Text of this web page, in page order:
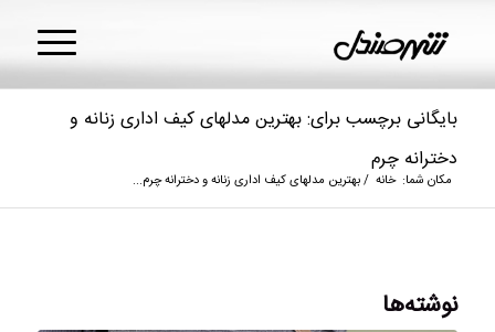
بایگانی برچسب برای: بهترین مدلهای کیف اداری زنانه و
دخترانه چرم
مکان شما: خانه /بهترین مدلهای کیف اداری زنانه و دخترانه چرم...
نوشته‌ها